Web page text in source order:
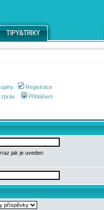
Registrace
zpráv Přihlášení
jak je uveden